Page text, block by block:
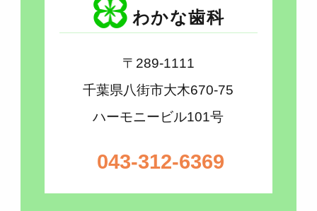
わかな歯科
〒289-1111
千葉県八街市大木670-75
ハーモニービル101号
043-312-6369